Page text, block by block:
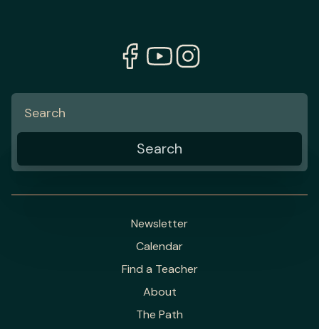
Newsletter
Calendar
Find a Teacher
About
The Path